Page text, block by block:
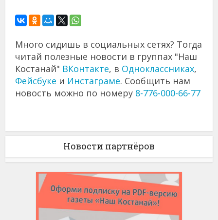
Много сидишь в социальных сетях? Тогда
читай полезные новости в группах "Наш
Костанай" ВКонтакте, в Одноклассниках,
Фейсбуке и Инстаграме. Сообщить нам
новость можно по номеру 8-776-000-66-77
Новости партнёров